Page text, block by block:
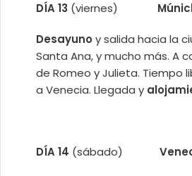
DÍA 13 (viernes)
Desayuno y salida hacia la
Santa Ana, y mucho más. A
de Romeo y Julieta. Tiempo
a Venecia. Llegada y
DÍA 14 (sábado)